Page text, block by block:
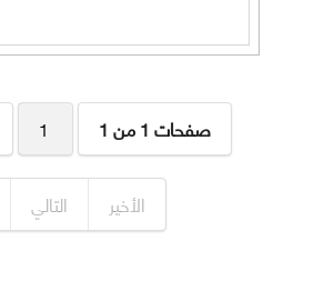
1 صفحات 1 من 1
التالي الأخير